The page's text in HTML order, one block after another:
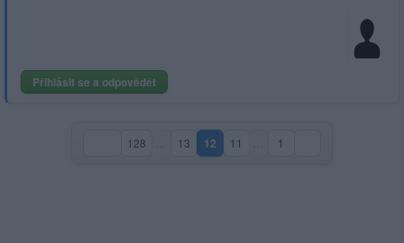
Přihlásit se a odpovědět
128 13 12(aktuální strana)
11 1